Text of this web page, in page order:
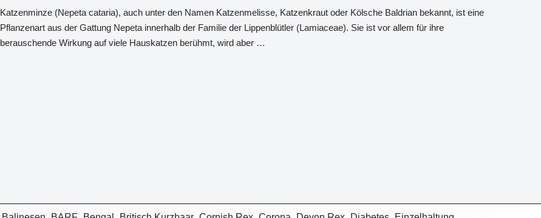
Katzenminze (Nepeta cataria), auch unter den Namen Katzenmelisse, Katzenkraut oder Kölsche Baldrian bekannt, ist eine
Pflanzenart aus der Gattung Nepeta innerhalb der Familie der Lippenblütler (Lamiaceae). Sie ist vor allem für ihre
berauschende Wirkung auf viele Hauskatzen berühmt, wird aber …